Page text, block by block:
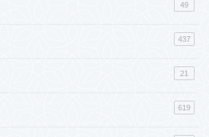
49
437
21
619